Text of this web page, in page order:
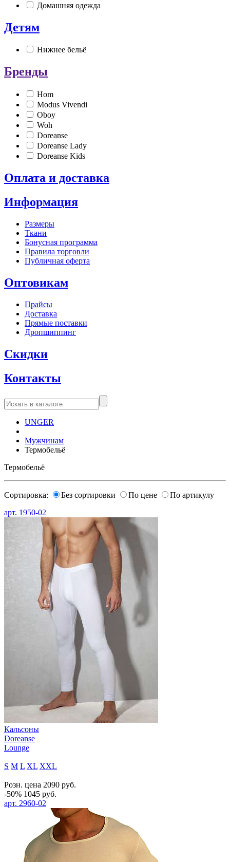
Домашняя одежда
Детям
Нижнее бельё
Бренды
Hom
Modus Vivendi
Oboy
Woh
Doreanse
Doreanse Lady
Doreanse Kids
Оплата и доставка
Информация
Размеры
Ткани
Бонусная программа
Правила торговли
Публичная оферта
Оптовикам
Прайсы
Доставка
Прямые поставки
Дропшиппинг
Скидки
Контакты
UNGER
Мужчинам
Термобельё
Термобельё
Сортировка: Без сортировки По цене
По артикулу
арт. 1950-02
Кальсоны
Doreanse
Lounge
S M L XL XXL
Розн. цена 2090 руб.
-50% 1045 руб.
арт. 2960-02